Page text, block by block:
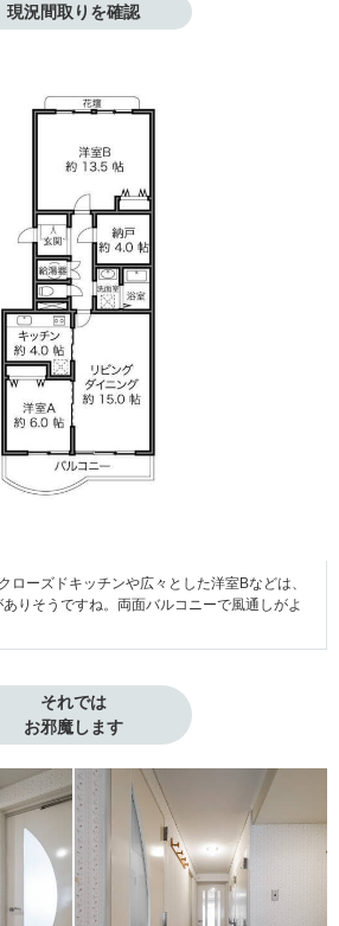
現況間取りを確認
ローズドキッチンや広々とした洋室Bなどは、
りそうですね。両面バルコニーで風通しがよ
それでは
お邪魔します